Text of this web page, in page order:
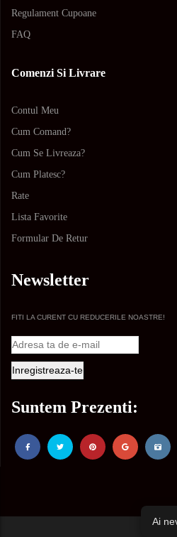
Regulament Cupoane
FAQ
Comenzi Si Livrare
Contul Meu
Cum Comand?
Cum Se Livreaza?
Cum Platesc?
Rate
Lista Favorite
Formular De Retur
Newsletter
FITI LA CURENT CU REDUCERILE NOASTRE!
Suntem Prezenti:
Ai